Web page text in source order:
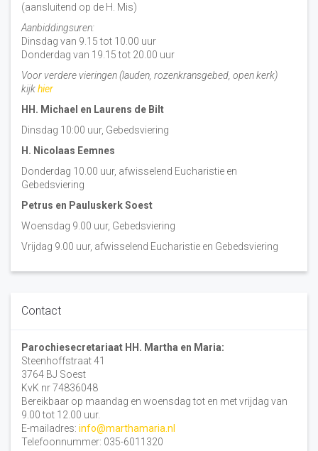
(aansluitend op de H. Mis)
Aanbiddingsuren:
Dinsdag van 9.15 tot 10.00 uur
Donderdag van 19.15 tot 20.00 uur
Voor verdere vieringen (lauden, rozenkransgebed, open kerk)
kijkhier
HH. Michael en Laurens de Bilt
Dinsdag 10:00 uur, Gebedsviering
H. Nicolaas Eemnes
Donderdag 10.00 uur, afwisselend Eucharistie en
Gebedsviering
Petrus en Pauluskerk Soest
Woensdag 9.00 uur, Gebedsviering
Vrijdag 9.00 uur, afwisselend Eucharistie en Gebedsviering
Contact
Parochiesecretariaat HH. Martha en Maria:
Steenhoffstraat 41
3764 BJ Soest
KvK nr 74836048
Bereikbaar op maandag en woensdag tot en met vrijdag van
9.00 tot 12.00 uur.
E-mailadres: info@marthamaria.nl
Telefoonnummer: 035-6011320